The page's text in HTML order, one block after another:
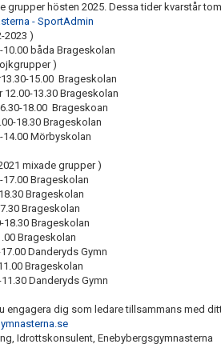
grupper hösten 2025. Dessa tider kvarstår
- SportAdmin
2023 )
båda Brageskolan
)
15.00 Brageskolan
13.30 Brageskolan
18.00 Brageskoan
18.30 Brageskolan
14.00 Mörbyskolan
mixade grupper )
Brageskolan
Brageskolan
Brageskolan
18.30 Brageskolan
Brageskolan
Danderyds Gymn
Brageskolan
Danderyds Gymn
engagera dig som ledare tillsammans med
Idrottskonsulent, Enebybergsgymnasterna